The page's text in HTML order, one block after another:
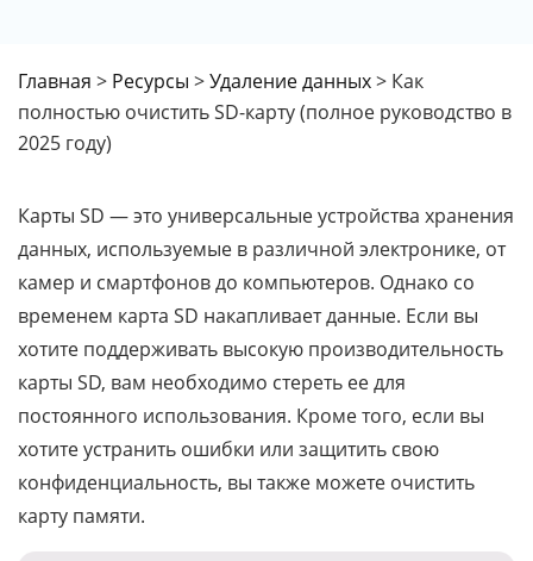
Главная > Ресурсы >Удаление данных> Как
полностью очистить SD-карту (полное руководство в
2025 году)
Карты SD — это универсальные устройства хранения
данных, используемые в различной электронике, от
камер и смартфонов до компьютеров. Однако со
временем карта SD накапливает данные. Если вы
хотите поддерживать высокую производительность
карты SD, вам необходимо стереть ее для
постоянного использования. Кроме того, если вы
хотите устранить ошибки или защитить свою
конфиденциальность, вы также можете очистить
карту памяти.